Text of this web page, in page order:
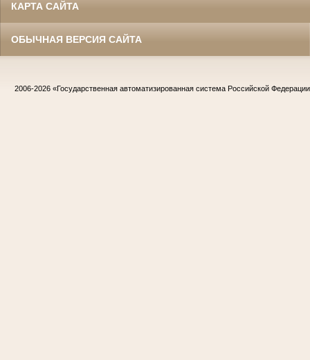
КАРТА САЙТА
ОБЫЧНАЯ ВЕРСИЯ САЙТА
2006-2026 «Государственная автоматизированная система Российской